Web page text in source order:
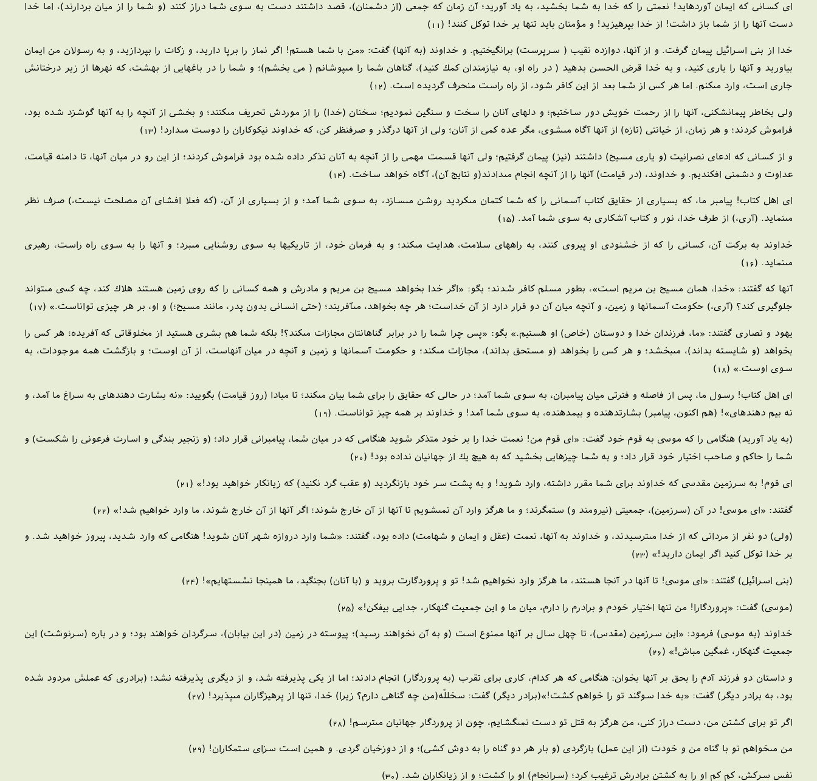
اى كسانى كه ايمان آورده‏ايد! نعمتى را كه خدا به شما بخشيد، به ياد آوريد؛ آن زمان كه جمعى (از دشمنان)، قصد داشتند دست به سوى شما دراز كنند (و شما را از ميان بردارند)، اما خدا
دست آنها را از شما باز داشت! از خدا بپرهيزيد! و مؤمنان بايد تنها بر خدا توكل كنند! (11)
خدا از بنى اسرائيل پيمان گرفت. و از آنها، دوازده نقيب ( سرپرست) برانگيختيم. و خداوند (به آنها) گفت: «من با شما هستم! اگر نماز را برپا داريد، و زكات را بپردازيد، و به رسولان من ايمان
بياوريد و آنها را يارى كنيد، و به خدا قرض الحسن بدهيد ( در راه او، به نيازمندان كمك كنيد)، گناهان شما را مى‏پوشانم ( مى بخشم)؛ و شما را در باغهايى از بهشت، كه نهرها از زير درختانش
جارى است، وارد مى‏كنم. اما هر كس از شما بعد از اين كافر شود، از راه راست منحرف گرديده است. (12)
ولى بخاطر پيمان‏شكنى، آنها را از رحمت خويش دور ساختيم؛ و دلهاى آنان را سخت و سنگين نموديم؛ سخنان (خدا) را از موردش تحريف مى‏كنند؛ و بخشى از آنچه را به آنها گوشزد شده بود،
فراموش كردند؛ و هر زمان، از خيانتى (تازه) از آنها آگاه مى‏شوى، مگر عده كمى از آنان؛ ولى از آنها درگذر و صرف‏نظر كن، كه خداوند نيكوكاران را دوست مى‏دارد! (13)
و از كسانى كه ادعاى نصرانيت (و يارى مسيح) داشتند (نيز) پيمان گرفتيم؛ ولى آنها قسمت مهمى را از آنچه به آنان تذكر داده شده بود فراموش كردند؛ از اين رو در ميان آنها، تا دامنه قيامت،
عداوت و دشمنى افكنديم. و خداوند، (در قيامت) آنها را از آنچه انجام مى‏دادند(و نتايج آن)، آگاه خواهد ساخت. (14)
اى اهل كتاب! پيامبر ما، كه بسيارى از حقايق كتاب آسمانى را كه شما كتمان مى‏كرديد روشن مى‏سازد، به سوى شما آمد؛ و از بسيارى از آن، (كه فعلا افشاى آن مصلحت نيست،) صرف نظر
مى‏نمايد. (آرى،) از طرف خدا، نور و كتاب آشكارى به سوى شما آمد. (15)
خداوند به بركت آن، كسانى را كه از خشنودى او پيروى كنند، به راه‏هاى سلامت، هدايت مى‏كند؛ و به فرمان خود، از تاريكيها به سوى روشنايى مى‏برد؛ و آنها را به سوى راه راست، رهبرى
مى‏نمايد. (16)
آنها كه گفتند: «خدا، همان مسيح بن مريم است‏»، بطور مسلم كافر شدند؛ بگو: «اگر خدا بخواهد مسيح بن مريم و مادرش و همه كسانى را كه روى زمين هستند هلاك كند، چه كسى مى‏تواند
جلوگيرى كند؟ (آرى،) حكومت آسمانها و زمين، و آنچه ميان آن دو قرار دارد از آن خداست؛ هر چه بخواهد، مى‏آفريند؛ (حتى انسانى بدون پدر، مانند مسيح؛) و او، بر هر چيزى تواناست.» (17)
يهود و نصارى گفتند: «ما، فرزندان خدا و دوستان (خاص) او هستيم.» بگو: «پس چرا شما را در برابر گناهانتان مجازات مى‏كند؟! بلكه شما هم بشرى هستيد از مخلوقاتى كه آفريده؛ هر كس را
بخواهد (و شايسته بداند)، مى‏بخشد؛ و هر كس را بخواهد (و مستحق بداند)، مجازات مى‏كند؛ و حكومت آسمانها و زمين و آنچه در ميان آنهاست، از آن اوست؛ و بازگشت همه موجودات، به
سوى اوست.» (18)
اى اهل كتاب! رسول ما، پس از فاصله و فترتى ميان پيامبران، به سوى شما آمد؛ در حالى كه حقايق را براى شما بيان مى‏كند؛ تا مبادا (روز قيامت) بگوييد: «نه بشارت دهنده‏اى به سراغ ما آمد، و
نه بيم دهنده‏اى‏»! (هم اكنون، پيامبر) بشارت‏دهنده و بيم‏دهنده، به سوى شما آمد! و خداوند بر همه چيز تواناست. (19)
(به ياد آوريد) هنگامى را كه موسى به قوم خود گفت: «اى قوم من! نعمت خدا را بر خود متذكر شويد هنگامى كه در ميان شما، پيامبرانى قرار داد؛ (و زنجير بندگى و اسارت فرعونى را شكست) و
شما را حاكم و صاحب اختيار خود قرار داد؛ و به شما چيزهايى بخشيد كه به هيچ يك از جهانيان نداده بود! (20)
اى قوم! به سرزمين مقدسى كه خداوند براى شما مقرر داشته، وارد شويد! و به پشت سر خود بازنگرديد (و عقب گرد نكنيد) كه زيانكار خواهيد بود!» (21)
گفتند: «اى موسى! در آن (سرزمين)، جمعيتى (نيرومند و) ستمگرند؛ و ما هرگز وارد آن نمى‏شويم تا آنها از آن خارج شوند؛ اگر آنها از آن خارج شوند، ما وارد خواهيم شد!» (22)
(ولى) دو نفر از مردانى كه از خدا مى‏ترسيدند، و خداوند به آنها، نعمت (عقل و ايمان و شهامت) داده بود، گفتند: «شما وارد دروازه شهر آنان شويد! هنگامى كه وارد شديد، پيروز خواهيد شد. و
بر خدا توكل كنيد اگر ايمان داريد!» (23)
(بنى اسرائيل) گفتند: «اى موسى! تا آنها در آنجا هستند، ما هرگز وارد نخواهيم شد! تو و پروردگارت برويد و (با آنان) بجنگيد، ما همينجا نشسته‏ايم‏»! (24)
(موسى) گفت: «پروردگارا! من تنها اختيار خودم و برادرم را دارم، ميان ما و اين جمعيت گنهكار، جدايى بيفكن!» (25)
خداوند (به موسى) فرمود: «اين سرزمين (مقدس)، تا چهل سال بر آنها ممنوع است (و به آن نخواهند رسيد)؛ پيوسته در زمين (در اين بيابان)، سرگردان خواهند بود؛ و در باره (سرنوشت) اين
جمعيت گنهكار، غمگين مباش!» (26)
و داستان دو فرزند آدم را بحق بر آنها بخوان: هنگامى كه هر كدام، كارى براى تقرب (به پروردگار) انجام دادند؛ اما از يكى پذيرفته شد، و از ديگرى پذيرفته نشد؛ (برادرى كه عملش مردود شده
بود، به برادر ديگر) گفت: «به خدا سوگند تو را خواهم كشت!»(برادر ديگر) گفت: س‏خ‏للّه(من چه گناهى دارم؟ زيرا) خدا، تنها از پرهيزگاران مى‏پذيرد! (27)
اگر تو براى كشتن من، دست دراز كنى، من هرگز به قتل تو دست نمى‏گشايم، چون از پروردگار جهانيان مى‏ترسم! (28)
من مى‏خواهم تو با گناه من و خودت (از اين عمل) بازگردى (و بار هر دو گناه را به دوش كشى)؛ و از دوزخيان گردى. و همين است سزاى ستمكاران! (29)
نفس سركش، كم كم او را به كشتن برادرش ترغيب كرد؛ (سرانجام) او را كشت؛ و از زيانكاران شد. (30)